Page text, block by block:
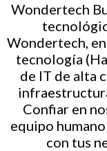
Wondertech
Wondertech,
tecnología
de IT de alta
Confiar en
equipo
con tus